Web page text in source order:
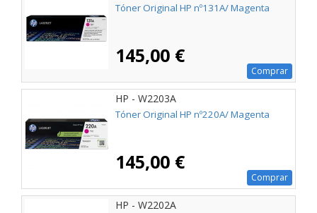
Tóner Original HP nº131A/ Magenta
145,00 €
Comprar
HP - W2203A
Tóner Original HP nº220A/ Magenta
145,00 €
Comprar
HP - W2202A